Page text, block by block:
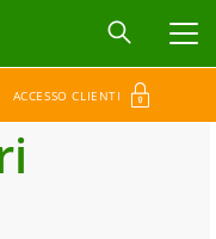
ACCESSO CLIENTI